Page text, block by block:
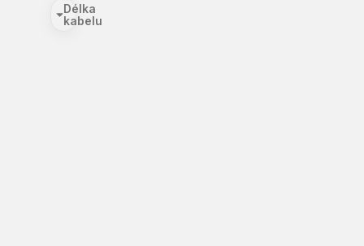
Délka
kabelu